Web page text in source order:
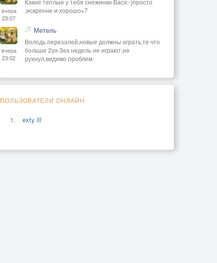
вчера
23:07
,искренне и хорошо+7
вчера
23:02
Метель
Володь перезалей,новые должны играть,те что
больше 2ух-3ех недель не играют,не
рухнул,видимо проблем
ПОЛЬЗОВАТЕЛИ ОНЛАЙН
exty lil